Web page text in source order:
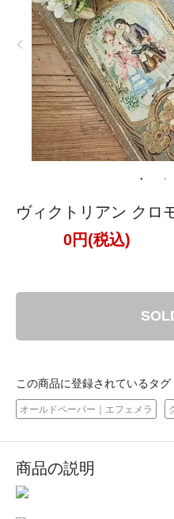
ヴィクトリアン クロ
0円(税込)
この商品に登録されているタグ
オールドペーパー｜エフェメラ
商品の説明